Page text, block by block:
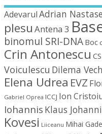
Adevarul Adrian Nastase
plesu Antena 3
binomul SRI-DNA Boc
Crin Antonescu
Voiculescu Dilema
Elena Udrea EVZ
Gabriel Oprea ICCJ Ion
Iohannis Klaus
Kovesi Liiceanu Mihai